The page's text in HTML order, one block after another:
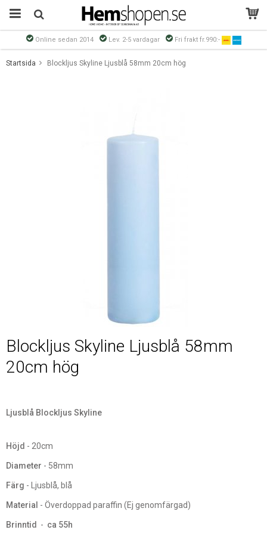
Online sedan 2014 Lev. 2-5 vardagar Fri frakt fr.990:-
Startsida Blockljus Skyline Ljusblå 58mm 20cm hög
Blockljus Skyline Ljusblå 58mm
20cm hög
Ljusblå Blockljus Skyline
Höjd - 20cm
Diameter - 58mm
Färg - Ljusblå, blå
Material - Överdoppad paraffin (Ej genomfärgad)
Brinntid - ca 55h